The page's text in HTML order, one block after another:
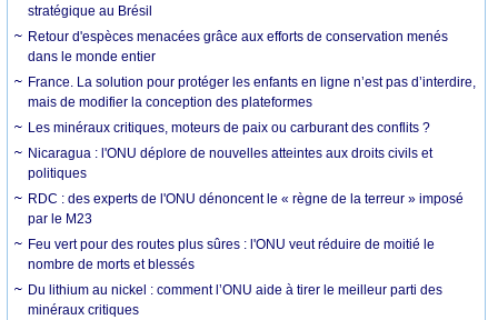
stratégique au Brésil
Retour d'espèces menacées grâce aux efforts de conservation menés
dans le monde entier
France. La solution pour protéger les enfants en ligne n’est pas d’interdire,
mais de modifier la conception des plateformes
Les minéraux critiques, moteurs de paix ou carburant des conflits ?
Nicaragua : l'ONU déplore de nouvelles atteintes aux droits civils et
politiques
RDC : des experts de l'ONU dénoncent le « règne de la terreur » imposé
par le M23
Feu vert pour des routes plus sûres : l'ONU veut réduire de moitié le
nombre de morts et blessés
Du lithium au nickel : comment l’ONU aide à tirer le meilleur parti des
minéraux critiques